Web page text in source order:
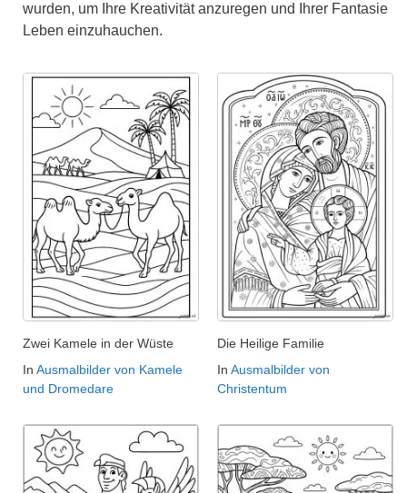
wurden, um Ihre Kreativität anzuregen und Ihrer Fantasie
Leben einzuhauchen.
Zwei Kamele in der Wüste
In Ausmalbilder von Kamele
und Dromedare
Die Heilige Familie
In Ausmalbilder von
Christentum